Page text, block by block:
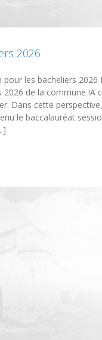
2026
pour les bacheliers
2026 de la commune !A
Dans cette
le baccalauréat